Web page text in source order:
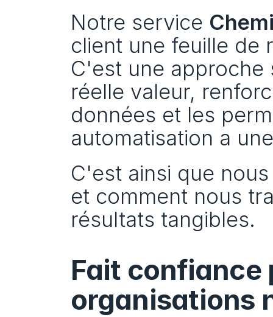
Notre service
client une feuille de
C'est une
réelle valeur,
données et les
automatisation a
C'est ainsi que
et comment nous
résultats tangibles.
Fait confiance
organisations